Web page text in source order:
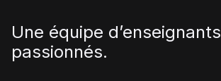
Une équipe d’enseignants
passionnés.